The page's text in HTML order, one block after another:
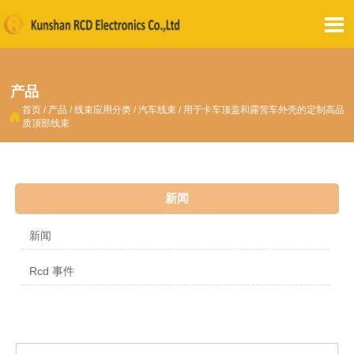

产品
 首页 / 产品 /线束应用分类 /汽车线束 / 用于卡车顶盖和露营车外壳的定制高品
质顶部线束
新闻
新闻
Rcd 事件